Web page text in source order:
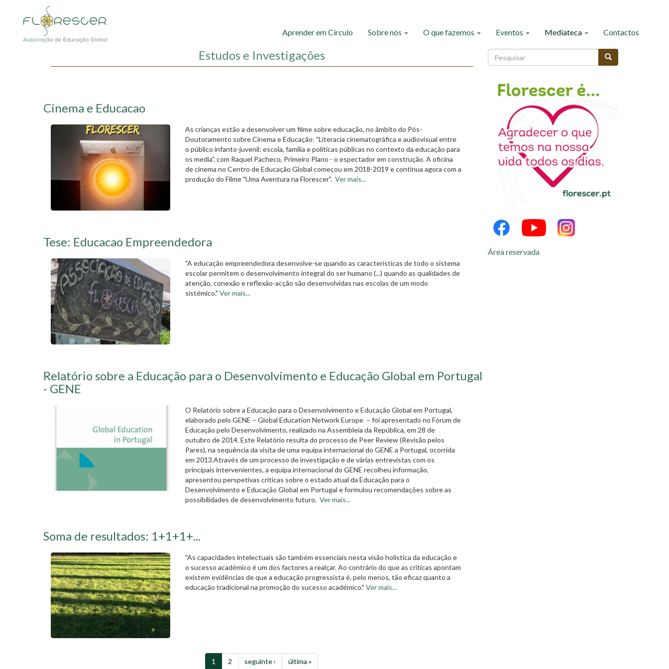
Aprender em Círculo Sobre nós O que fazemos Eventos Mediateca Contactos
Estudos e Investigações
Cinema e Educacao
As crianças estão a desenvolver um filme sobre educação, no âmbito do Pós-
Doutoramento sobre Cinema e Educação: "Literacia cinematográfica e audiovisual entre
o público infanto-juvenil: escola, família e políticas públicas no contexto da educação para
os media", com Raquel Pacheco, Primeiro Plano - o espectador em construção. A oficina
de cinema no Centro de Educação Global começou em 2018-2019 e continua agora com a
produção do Filme "Uma Aventura na Florescer". Ver mais...
Tese: Educacao Empreendedora
"A educação empreendedora desenvolve-se quando as características de todo o sistema
escolar permitem o desenvolvimento integral do ser humano (...) quando as qualidades de
atenção, conexão e reflexão-acção são desenvolvidas nas escolas de um modo
sistémico." Ver mais...
Relatório sobre a Educação para o Desenvolvimento e Educação Global em Portugal
- GENE
O Relatório sobre a Educação para o Desenvolvimento e Educação Global em Portugal,
elaborado pelo GENE – Global Education Network Europe – foi apresentado no Fórum de
Educação pelo Desenvolvimento, realizado na Assembleia da República, em 28 de
outubro de 2014. Este Relatório resulta do processo de Peer Review (Revisão pelos
Pares), na sequência da visita de uma equipa internacional do GENE a Portugal, ocorrida
em 2013.Através de um processo de investigação e de várias entrevistas com os
principais intervenientes, a equipa internacional do GENE recolheu informação,
apresentou perspetivas críticas sobre o estado atual da Educação para o
Desenvolvimento e Educação Global em Portugal e formulou recomendações sobre as
possibilidades de desenvolvimento futuro. Ver mais...
Soma de resultados: 1+1+1+...
"As capacidades intelectuais são também essenciais nesta visão holística da educação e
o sucesso académico é um dos factores a realçar. Ao contrário do que as críticas apontam
existem evidências de que a educação progressista é, pelo menos, tão eficaz quanto a
educação tradicional na promoção do sucesso académico." Ver mais...
1 2 seguinte › última »
Formulário
de
Área reservada